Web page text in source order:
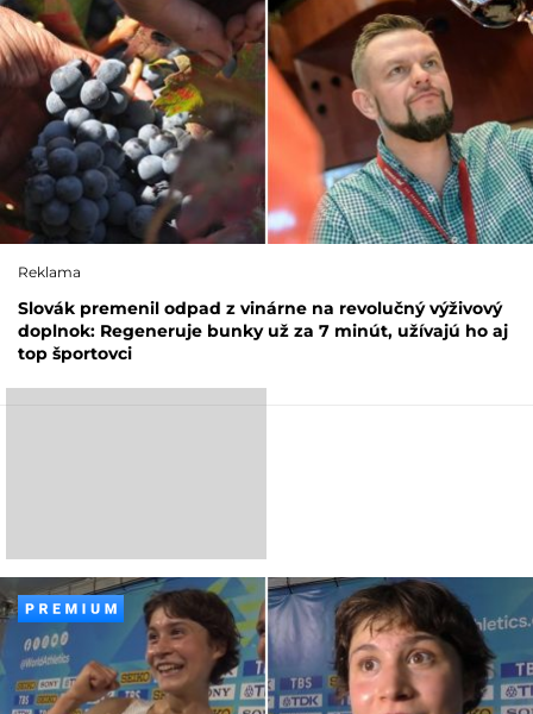
Reklama
Slovák premenil odpad z vinárne na revolučný výživový
doplnok: Regeneruje bunky už za 7 minút, užívajú ho aj
top športovci